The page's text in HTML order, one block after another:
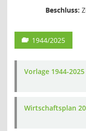
Beschluss:
1944/2025
Vorlage 1944-2025
Wirtschaftsplan